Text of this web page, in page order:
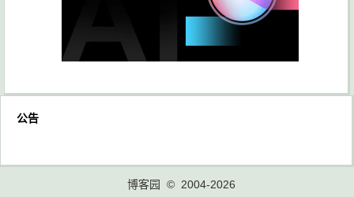
公告
博客园 © 2004-2026